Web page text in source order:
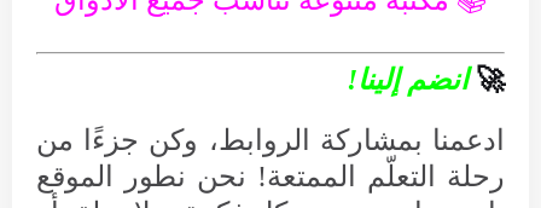
🚀انضم إلينا!
ادعمنا بمشاركة الروابط، وكن جزءًا من
رحلة التعلّم الممتعة! نحن نطور الموقع